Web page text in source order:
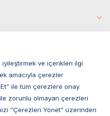
ve içerikleri ilgi
amacıyla çerezler
ile tüm çerezlere onay
zorunlu olmayan çerezleri
“Çerezleri Yönet” üzerinden